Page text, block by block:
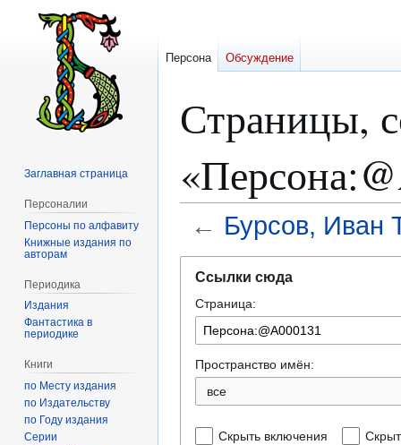
Страницы,
← Бурсов, Иван
навигации
поиску
Ссылки сюда
Страница:
Пространство имён:
все
Скрыть включения
Персона Обсуждение
Заглавная страница
Персоналии
Персоны по алфавиту
Книжные издания по
авторам
Периодика
Издания
Фантастика в
периодике
Книги
по Месту издания
по Издательству
по Году издания
Серии